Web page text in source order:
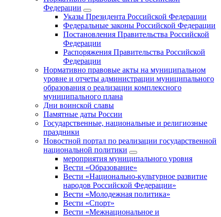
Федерации
Указы Президента Российской Федерации
Федеральные законы Российской Федерации
Постановления Правительства Российской
Федерации
Распоряжения Правительства Российской
Федерации
Нормативно правовые акты на муниципальном
уровне и отчеты администрации муниципального
образования о реализации комплексного
муниципального плана
Дни воинской славы
Памятные даты России
Государственные, национальные и религиозные
праздники
Новостной портал по реализации государственной
национальной политики
мероприятия муниципального уровня
Вести «Образование»
Вести «Национально-культурное развитие
народов Российской Федерации»
Вести «Молодежная политика»
Вести «Спорт»
Вести «Межнациональное и